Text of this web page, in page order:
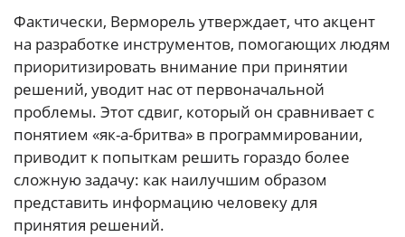
Фактически, Верморель утверждает, что акцент
на разработке инструментов, помогающих людям
приоритизировать внимание при принятии
решений, уводит нас от первоначальной
проблемы. Этот сдвиг, который он сравнивает с
понятием «як-а-бритва» в программировании,
приводит к попыткам решить гораздо более
сложную задачу: как наилучшим образом
представить информацию человеку для
принятия решений.